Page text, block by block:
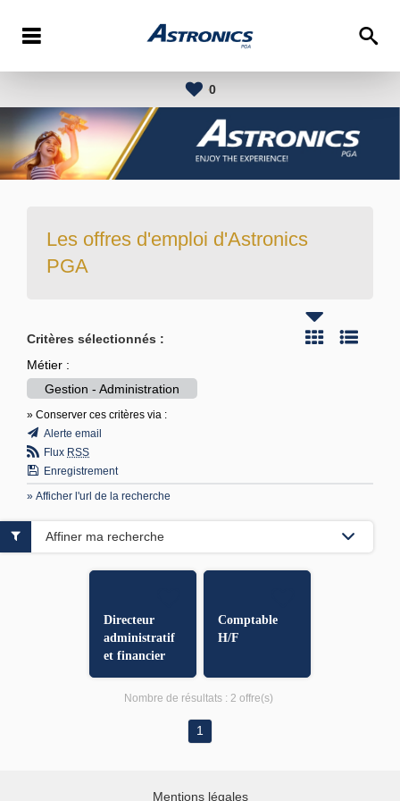
0
Les offres d'emploi d'Astronics
PGA
Critères sélectionnés :
Métier :
Gestion - Administration
» Conserver ces critères via :
Alerte email
Flux RSS
Enregistrement
» Afficher l'url de la recherche
Directeur
administratif
et financier
Comptable
H/F
Affiner ma recherche
Nombre de résultats : 2 offre(s)
1
Mentions légales